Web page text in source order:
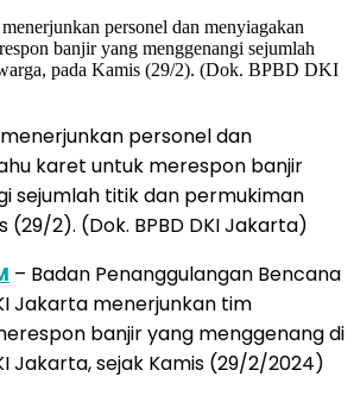
personel dan
karet untuk merespon banjir
sejumlah titik dan permukiman
(29/2). (Dok. BPBD DKI Jakarta)
– Badan Penanggulangan Bencana
Jakarta menerjunkan tim
banjir yang menggenang di
Jakarta, sejak Kamis (29/2/2024)